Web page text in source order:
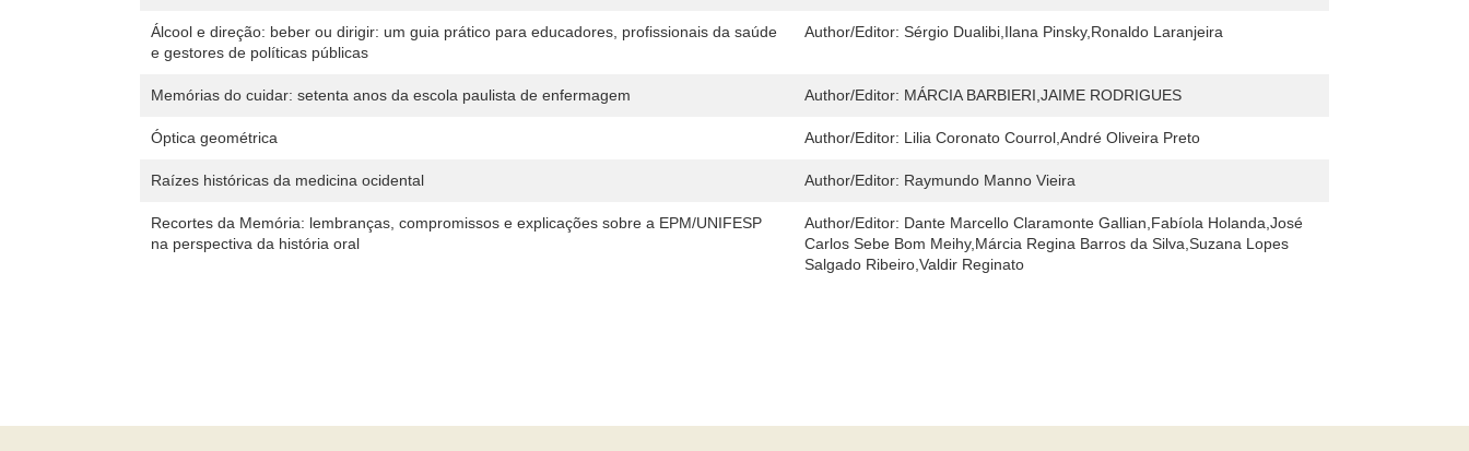
Álcool e direção: beber ou dirigir: um guia prático para educadores, profissionais da saúde
e gestores de políticas públicas
Author/Editor: Sérgio Dualibi,Ilana Pinsky,Ronaldo Laranjeira
Memórias do cuidar: setenta anos da escola paulista de enfermagem Author/Editor: MÁRCIA BARBIERI,JAIME RODRIGUES
Óptica geométrica Author/Editor: Lilia Coronato Courrol,André Oliveira Preto
Raízes históricas da medicina ocidental Author/Editor: Raymundo Manno Vieira
Recortes da Memória: lembranças, compromissos e explicações sobre a EPM/UNIFESP
na perspectiva da história oral
Author/Editor: Dante Marcello Claramonte Gallian,Fabíola Holanda,José
Carlos Sebe Bom Meihy,Márcia Regina Barros da Silva,Suzana Lopes
Salgado Ribeiro,Valdir Reginato